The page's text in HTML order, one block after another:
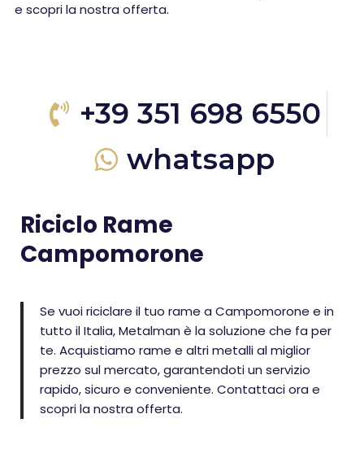
e scopri la nostra offerta.
+39 351 698 6550
whatsapp
Riciclo Rame
Campomorone
Se vuoi riciclare il tuo rame a Campomorone e in
tutto il Italia, Metalman è la soluzione che fa per
te. Acquistiamo rame e altri metalli al miglior
prezzo sul mercato, garantendoti un servizio
rapido, sicuro e conveniente. Contattaci ora e
scopri la nostra offerta.